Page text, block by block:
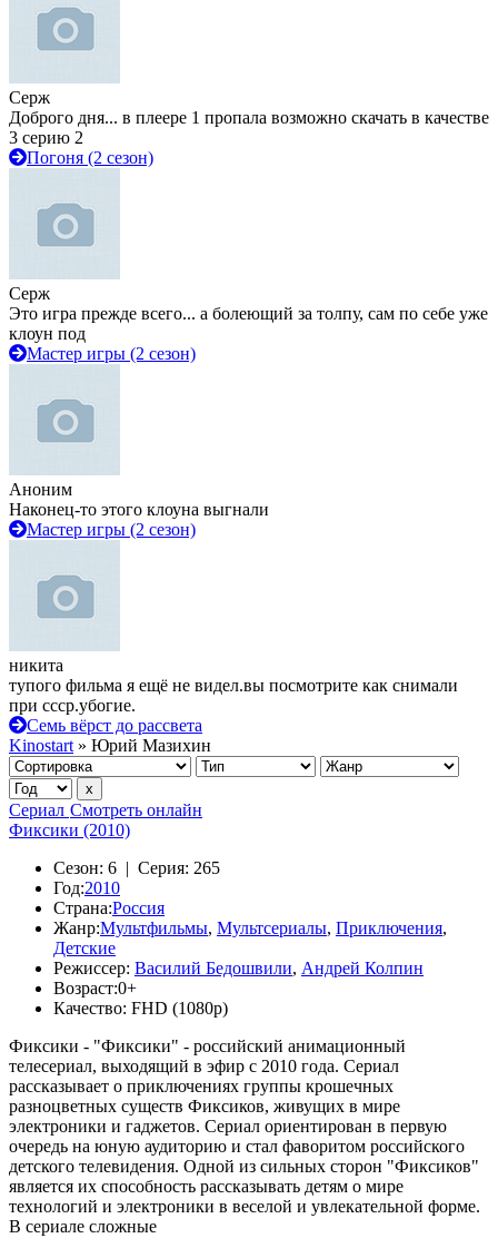
Серж
Доброго дня... в плеере 1 пропала возможно скачать в качестве
3 серию 2
Погоня (2 сезон)
Серж
Это игра прежде всего... а болеющий за толпу, сам по себе уже
клоун под
Мастер игры (2 сезон)
Аноним
Наконец-то этого клоуна выгнали
Мастер игры (2 сезон)
никита
тупого фильма я ещё не видел.вы посмотрите как снимали
при ссср.убогие.
Семь вёрст до рассвета
Kinostart » Юрий Мазихин
Сериал Смотреть онлайн
Фиксики (2010)
Сезон: 6 | Серия: 265
Год:2010
Страна:Россия
Жанр:Мультфильмы, Мультсериалы, Приключения,
Детские
Режиссер: Василий Бедошвили, Андрей Колпин
Возраст:0+
Качество: FHD (1080p)
Фиксики - "Фиксики" - российский анимационный
телесериал, выходящий в эфир с 2010 года. Сериал
рассказывает о приключениях группы крошечных
разноцветных существ Фиксиков, живущих в мире
электроники и гаджетов. Сериал ориентирован в первую
очередь на юную аудиторию и стал фаворитом российского
детского телевидения. Одной из сильных сторон "Фиксиков"
является их способность рассказывать детям о мире
технологий и электроники в веселой и увлекательной форме.
В сериале сложные